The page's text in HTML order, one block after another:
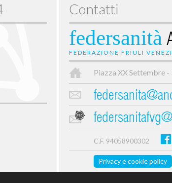
Contatti
federsanità
FEDERAZIONE FRIULI
Piazza XX Settembre
C.F. 94058900302
Privacy e cookie policy